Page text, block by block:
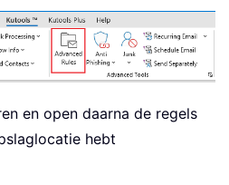
en open daarna de regels
hebt